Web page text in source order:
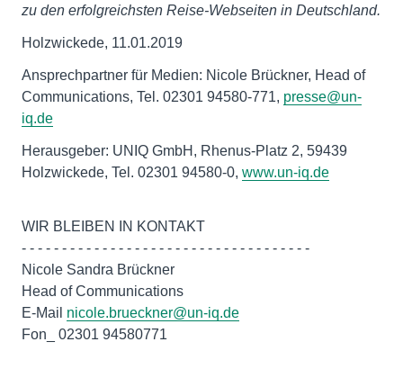
zu den erfolgreichsten Reise-Webseiten in Deutschland.
Holzwickede, 11.01.2019
Ansprechpartner für Medien: Nicole Brückner, Head of
Communications, Tel. 02301 94580-771, presse@un-
iq.de
Herausgeber: UNIQ GmbH, Rhenus-Platz 2, 59439
Holzwickede, Tel. 02301 94580-0, www.un-iq.de
WIR BLEIBEN IN KONTAKT
- - - - - - - - - - - - - - - - - - - - - - - - - - - - - - - - - - - -
Nicole Sandra Brückner
Head of Communications
E-Mail nicole.brueckner@un-iq.de
Fon_ 02301 94580771